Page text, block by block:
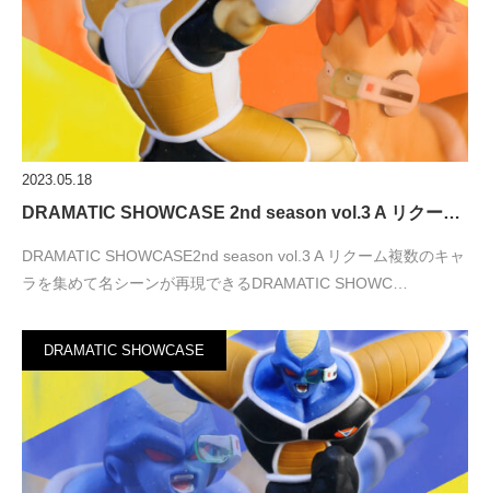
2023.05.18
DRAMATIC SHOWCASE 2nd season vol.3 A リクー…
DRAMATIC SHOWCASE2nd season vol.3 A リクーム複数のキャ
ラを集めて名シーンが再現できるDRAMATIC SHOWC…
DRAMATIC SHOWCASE